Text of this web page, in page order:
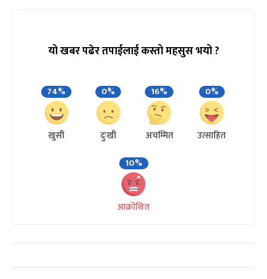
यो खबर पढेर तपाईलाई कस्तो महसुस भयो ?
74%
खुसी
0%
दुःखी
16%
अचम्मित
0%
उत्साहित
10%
आक्रोशित